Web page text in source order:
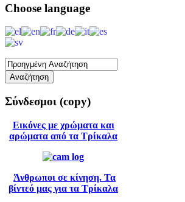
Choose language
Σύνδεσμοι (copy)
Εικόνες με χρώματα και
αρώματα από τα Τρίκαλα
Άνθρωποι σε κίνηση. Τα
βίντεό μας για τα Τρίκαλα